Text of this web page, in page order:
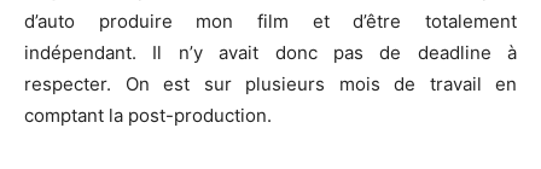
d’auto produire mon film et d’être totalement
indépendant. Il n’y avait donc pas de deadline à
respecter. On est sur plusieurs mois de travail en
comptant la post-production.